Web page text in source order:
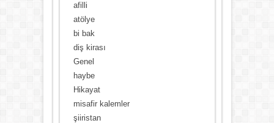
afilli
atölye
bi bak
diş kirası
Genel
haybe
Hikayat
misafir kalemler
şiiristan